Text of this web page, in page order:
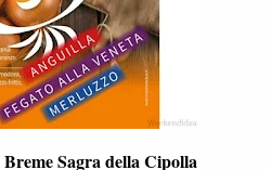
BremeSagra della Cipolla